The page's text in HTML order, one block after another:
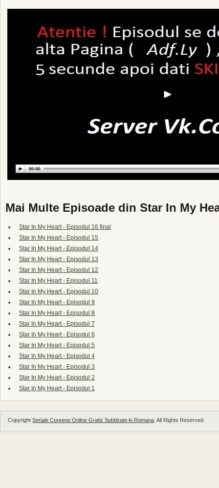
Mai Multe Episoade din Star In My
Star In My Heart - Episodul 16 final
Star In My Heart - Episodul 15
Star In My Heart - Episodul 14
Star In My Heart - Episodul 13
Star In My Heart - Episodul 12
Star In My Heart - Episodul 11
Star In My Heart - Episodul 10
Star In My Heart - Episodul 9
Star In My Heart - Episodul 8
Star In My Heart - Episodul 7
Star In My Heart - Episodul 6
Star In My Heart - Episodul 5
Star In My Heart - Episodul 4
Star In My Heart - Episodul 3
Star In My Heart - Episodul 2
Star In My Heart - Episodul 1
Copyright Seriale Coreene Online Gratis Subtitrate in Romana . All Rights Reserved.